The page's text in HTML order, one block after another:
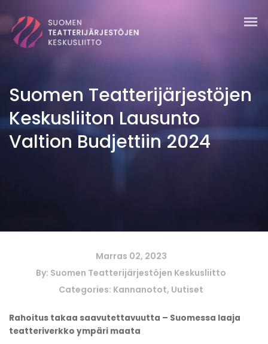
Suomen Teatterijärjestöjen
Keskusliiton Lausunto
Valtion Budjettiin 2024
Marras 02, 2023
By: Suomen Teatterijärjestöjen Keskusliitto
Categories: Kannanotot, Uutiset
Rahoitus takaa saavutettavuutta – Suomessa laaja
teatteriverkko ympäri maata